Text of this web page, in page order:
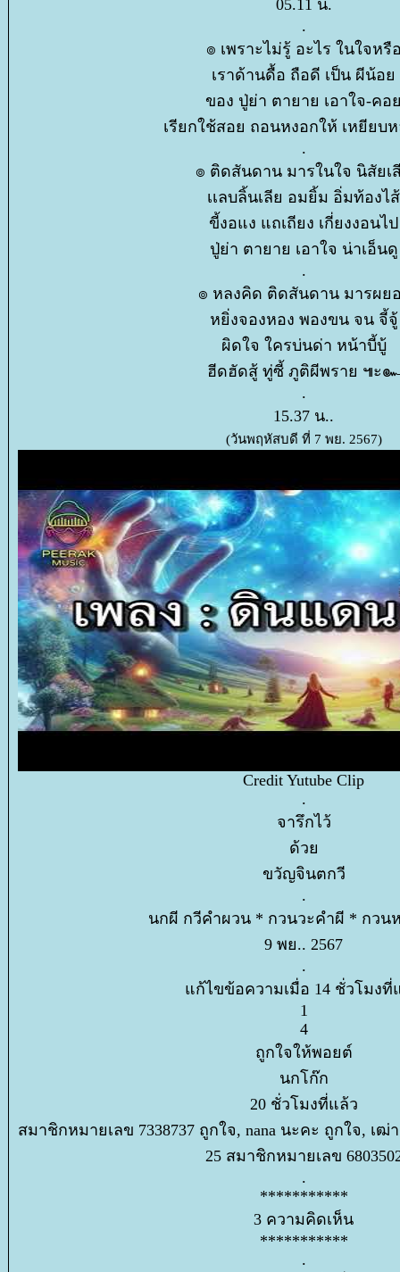
05.11 น.
.
๏ เพราะไม่รู้ อะไร ในใจหรื
เราด้านดื้อ ถือดี เป็น ผีน้อ
ของ ปู่ย่า ตายาย เอาใจ-ค
เรียกใช้สอย ถอนหงอกให้ เหยียบ
.
๏ ติดสันดาน มารในใจ นิสัย
เเลบลิ้นเลีย อมยิ้ม อิ่มท้องไส้
ขี้งอแง แถเถียง เกี่ยงงอนไป
ปู่ย่า ตายาย เอาใจ น่าเอ็นดู
.
๏ หลงคิด ติดสันดาน มารผย
หยิ่งจองหอง พองขน จน จี้จู้
ผิดใจ ใครบ่นด่า หน้าบี้บู้
ฮีดฮัดสู้ ทู่ซี้ ภูติผีพราย ๚ะ๛
.
15.37 น..
(วันพฤหัสบดี ที่ 7 พย. 2567)
Credit Yutube Clip
.
จารึกไว้
ด้ว
ขวัญจินตกวี
.
นกผี กวีคำผวน * กวนวะคำผี * กวน
9 พย.. 2567
.
ก้ไขข้อความเมื่อ 14 ชั่วโมงที่
1
4
ถูกใจให้พอยต์
นกโก๊ก
20 ชั่วโมงที่แล้ว
สมาชิกหมายเลข 7338737 ถูกใจ, nana นะคะ ถูกใจ, เ
25 สมาชิกหมายเลข
.
***********
3 ความคิดเห็น
***********
.